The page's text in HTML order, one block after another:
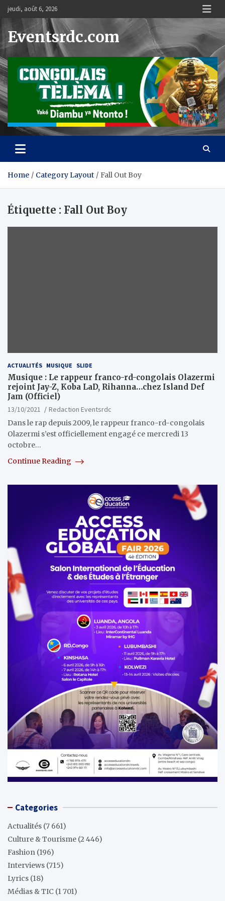
Skip
content
jeudi, août 6, 2026
Eventsrdc.com
Home Category Layout Fall Out Boy
Étiquette : Fall Out Boy
ACTUALITÉS MUSIQUE SLIDE
Musique : Le rappeur franco-rd-congolais Olazermi
rejoint Jay-Z, Koba LaD, Rihanna…chez Island Def
Jam (Officiel)
13/10/2021
Redaction Eventsrdc
Dans le rap depuis 2009, le rappeur franco-rd-congolais
Olazermi s’est officiellement engagé ce mercredi 13
octobre…
Continue Reading
Categories
Actualités (7 661)
Culture & Tourisme (2 446)
Fashion (196)
Interviews (715)
Lyrics (18)
Médias & TIC (1 701)